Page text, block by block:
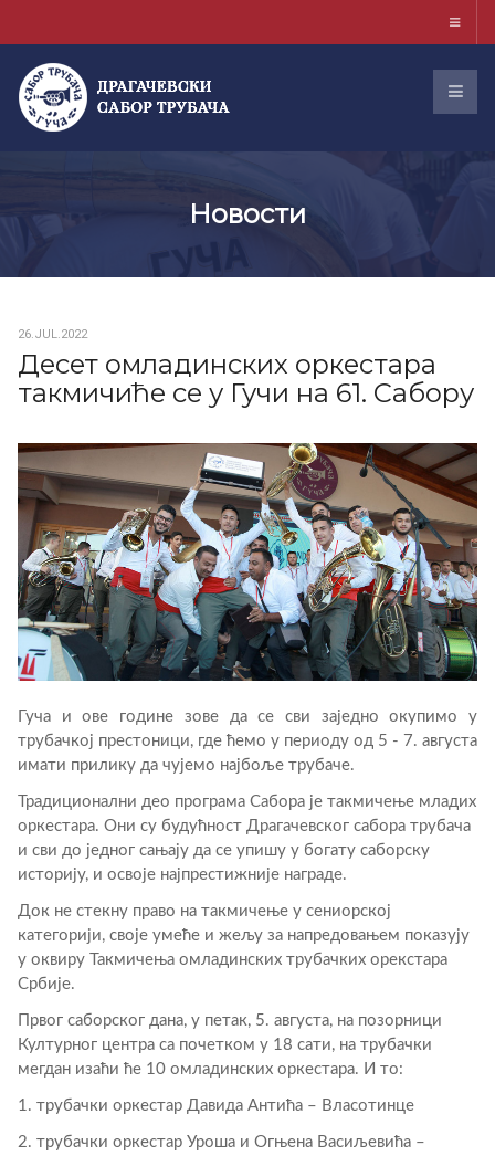
Новости
26.JUL.2022
Десет омладинских оркестара
такмичиће се у Гучи на 61. Сабору
Гуча и ове године зове да се сви заједно окупимо у
трубачкој престоници, где ћемо у периоду од 5 - 7. августа
имати прилику да чујемо најбоље трубаче.
Традиционални део програма Сабора је такмичење младих
оркестара. Они су будућност Драгачевског сабора трубача
и сви до једног сањају да се упишу у богату саборску
историју, и освоје најпрестижније награде.
Док не стекну право на такмичење у сениорској
категорији, своје умеће и жељу за напредовањем показују
у оквиру Такмичења омладинских трубачких орекстара
Србије.
Првог саборског дана, у петак, 5. августа, на позорници
Културног центра са почетком у 18 сати, на трубачки
мегдан изаћи ће 10 омладинских оркестара. И то:
1. трубачки оркестар Давида Антића – Власотинце
2. трубачки оркестар Уроша и Огњена Васиљевића –